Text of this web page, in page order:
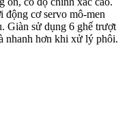
cơ servo mô-men
Giàn sử dụng 6 ghế trượt
nhanh hơn khi xử lý phôi.